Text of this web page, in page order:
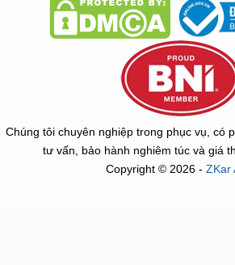
Chúng tôi chuyên nghiệp trong phục vụ, có
tư vấn, bảo hành nghiêm túc và giá
Copyright © 2026 - ZKar